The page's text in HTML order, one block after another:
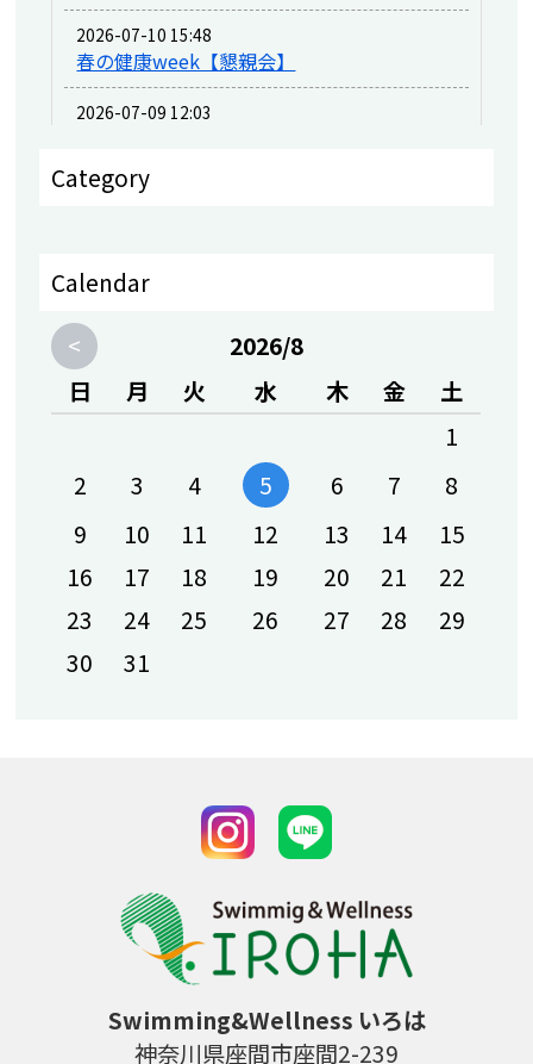
2026-07-10 15:48
春の健康week【懇親会】
2026-07-09 12:03
2026-06-09 15:37
2026-05-12 18:21
4月30日 プール安全研修を実施しました
（動画も見て下さいね）
2026-05-08 15:48
4月30日 新入社員入社式＆スタッフ研修
IROHAの日、月が始まります！
2026-04-04 09:00
ダンス風景動画
ベビー会員（むらかみあおとくん）
2026-02-20 16:03
2026 餅つき祭り【番外編】
2026-02-16 09:29
2026 餅つき祭り【大人編】
2026-02-16 09:29
2026 餅つき祭り【子供編】
Category
Calendar
<
2026/8
日
月 火 水 木 金
土
1
2
3 4 5 6 7
8
9
10 11 12 13 14
15
16
17 18 19 20 21
22
23
24 25 26 27 28
29
30
31
Swimming&Wellness いろは
神奈川県座間市座間2-239